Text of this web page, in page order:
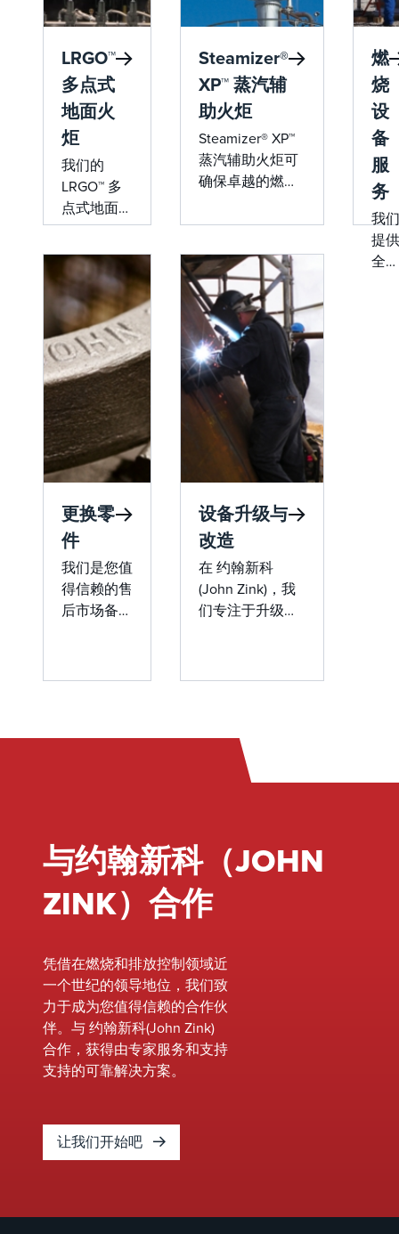
LRGO™
多点式
地面火
炬
我们的
LRGO™ 多
点式地面火
炬提供卓越
的可靠性、
更长的使用
寿命、无烟
性能和行业
领先的流
速，使其成
为工业火炬
系统的绝佳
选择。
Steamizer®
XP™ 蒸汽辅
助火炬
Steamizer® XP™
蒸汽辅助火炬可
确保卓越的燃烧
和减少排放，使
应用的理想选
择。
燃
烧
设
备
服
务
我们
提供
全方
长设
更换零
件
我们是您值
得信赖的售
后市场备件
态。
设备升级与
改造
在 约翰新科
(John Zink)，我
们专注于升级、
可靠性。我们的
专家团队可以与
您的现场或设施
并确定提高性
能、提高安全性
和满足不断变化
的环境标准的机
整个系统。
&nbsp;
与约翰新科（JOHN
ZINK）合作
凭借在燃烧和排放控制领域近
一个世纪的领导地位，我们致
力于成为您值得信赖的合作伙
伴。与 约翰新科(John Zink)
合作，获得由专家服务和支持
支持的可靠解决方案。
让我们开始吧